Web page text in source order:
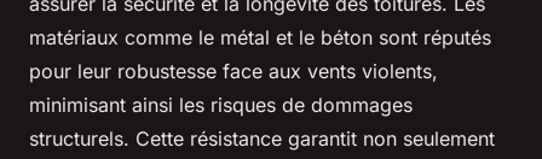
matériaux comme le métal et le béton sont réputés
pour leur robustesse face aux vents violents,
minimisant ainsi les risques de dommages
structurels. Cette résistance garantit non seulement